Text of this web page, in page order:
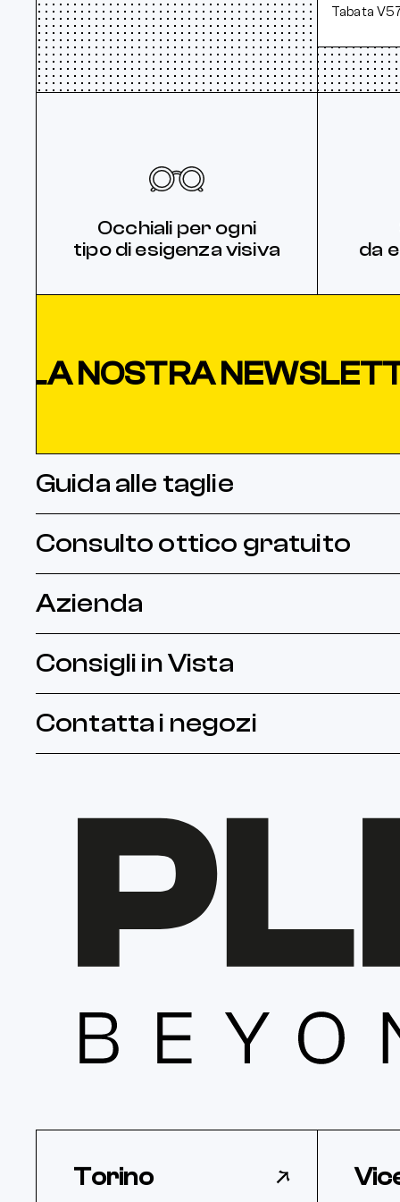
Bronzo
Oro
Champagne
Multicolor
Azzurro
Caramello
Glitter
Fantasia
Bordeaux
Cioccolato
Gomma
View
Raleri
Tabata
Occhiali per ogni
tipo di esigenza visiva
da
NOSTRA NEWSLETTER
Guida alle taglie
Consulto ottico gratuito
Azienda
Consigli in Vista
Contatta i negozi
Torino